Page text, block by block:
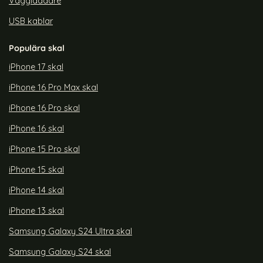
USB kablar
Populära skal
iPhone 17 skal
iPhone 16 Pro Max skal
iPhone 16 Pro skal
iPhone 16 skal
iPhone 15 Pro skal
iPhone 15 skal
iPhone 14 skal
iPhone 13 skal
Samsung Galaxy S24 Ultra skal
Samsung Galaxy S24 skal